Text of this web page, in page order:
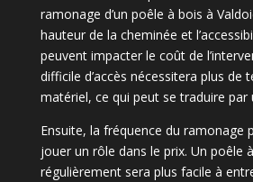
ramonage d’un poêle à bois à
hauteur de la cheminée et
peuvent impacter le coût de
difficile d’accès nécessitera plus de
matériel, ce qui peut se traduire par
Ensuite, la fréquence du ramonage
jouer un rôle dans le prix. Un poêle
régulièrement sera plus facile à